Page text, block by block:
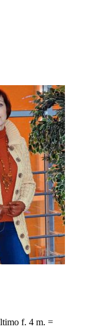
f. 4 m. =